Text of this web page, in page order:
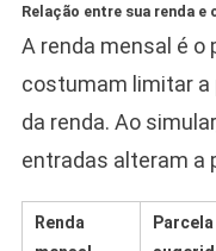
Relação entre sua renda e
A renda mensal é o
costumam limitar a
da renda. Ao
entradas alteram a
Renda